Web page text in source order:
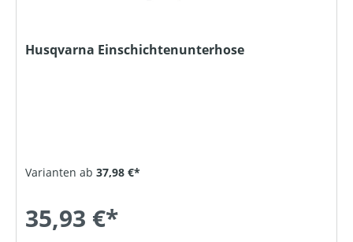
Husqvarna Einschichtenunterhose
Varianten ab 37,98 €*
35,93 €*